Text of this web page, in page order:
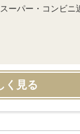
ーパー・コンビ
く見る